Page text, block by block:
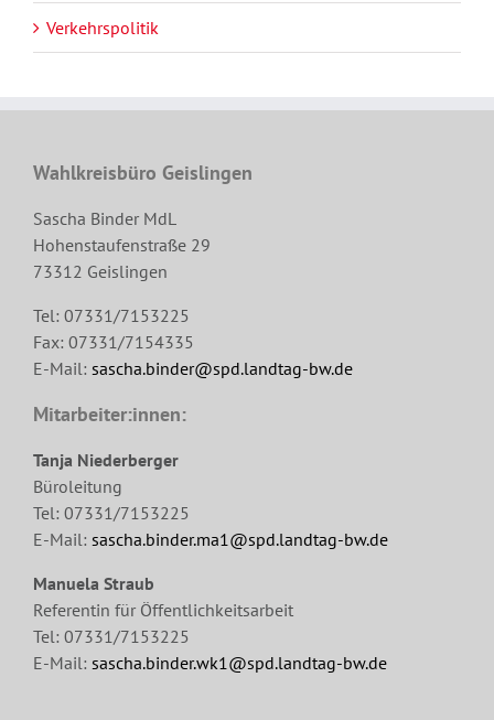
Verkehrspolitik
Wahlkreisbüro Geislingen
Sascha Binder MdL
Hohenstaufenstraße 29
73312 Geislingen
Tel: 07331/7153225
Fax: 07331/7154335
E-Mail: sascha.binder@spd.landtag-bw.de
Mitarbeiter:innen:
Tanja Niederberger
Büroleitung
Tel: 07331/7153225
E-Mail: sascha.binder.ma1@spd.landtag-bw.de
Manuela Straub
Referentin für Öffentlichkeitsarbeit
Tel: 07331/7153225
E-Mail: sascha.binder.wk1@spd.landtag-bw.de